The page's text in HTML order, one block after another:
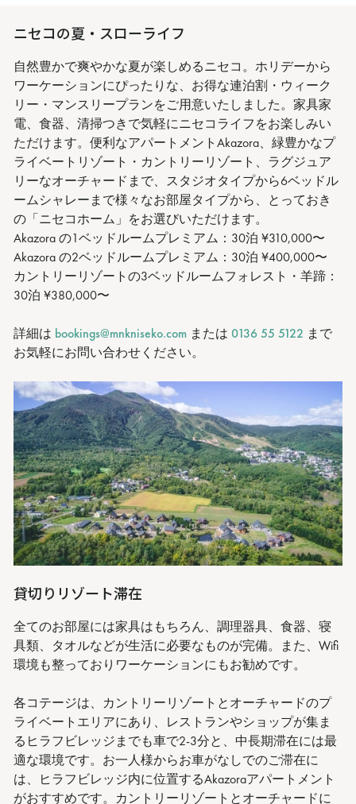
ニセコの夏・スローライフ
自然豊かで爽やかな夏が楽しめるニセコ。ホリデーから
ワーケーションにぴったりな、お得な連泊割・ウィーク
リー・マンスリープランをご用意いたしました。家具家
電、食器、清掃つきで気軽にニセコライフをお楽しみい
ただけます。便利なアパートメントAkazora、緑豊かなプ
ライベートリゾート・カントリーリゾート、ラグジュア
リーなオーチャードまで、スタジオタイプから6ベッドル
ームシャレーまで様々なお部屋タイプから、とっておき
の「ニセコホーム」をお選びいただけます。
Akazora の1ベッドルームプレミアム：30泊 ¥310,000〜
Akazora の2ベッドルームプレミアム：30泊 ¥400,000〜
カントリーリゾートの3ベッドルームフォレスト・羊蹄：
30泊 ¥380,000〜
詳細は bookings@mnkniseko.com または 0136 55 5122 まで
お気軽にお問い合わせください。
貸切りリゾート滞在
全てのお部屋には家具はもちろん、調理器具、食器、寝
具類、タオルなどが生活に必要なものが完備。また、Wifi
環境も整っておりワーケーションにもお勧めです。
各コテージは、カントリーリゾートとオーチャードのプ
ライベートエリアにあり、レストランやショップが集ま
るヒラフビレッジまでも車で2-3分と、中長期滞在には最
適な環境です。お一人様からお車がなしでのご滞在に
は、ヒラフビレッジ内に位置するAkazoraアパートメント
がおすすめです。カントリーリゾートとオーチャードに